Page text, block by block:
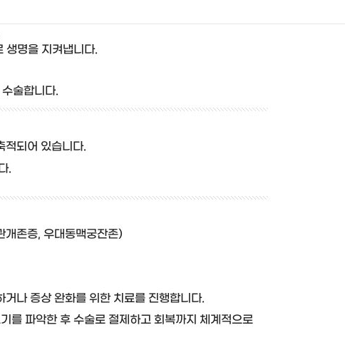
생명을 지켜냅니다.
술합니다.
적되어 있습니다.
.
존증, 우대동맥궁잔존)
나 증상 완화를 위한 치료를 진행합니다.
를 파악한 후 수술로 절제하고 회복까지 체계적으로